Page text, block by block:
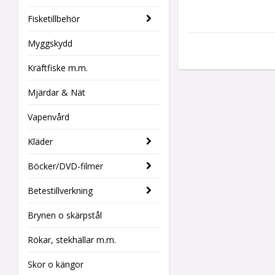
Fisketillbehör
Myggskydd
Kräftfiske m.m.
Mjärdar & Nät
Vapenvård
Kläder
Böcker/DVD-filmer
Betestillverkning
Brynen o skärpstål
Rökar, stekhällar m.m.
Skor o kängor